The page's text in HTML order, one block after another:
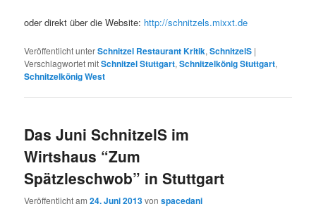
oder direkt über die Website: http://schnitzels.mixxt.de
Veröffentlicht unterSchnitzel Restaurant Kritik,SchnitzelS |
Verschlagwortet mitSchnitzel Stuttgart,Schnitzelkönig Stuttgart,
Schnitzelkönig West
Das Juni SchnitzelS im
Wirtshaus “Zum
Spätzleschwob” in Stuttgart
Veröffentlicht am24. Juni 2013vonspacedani